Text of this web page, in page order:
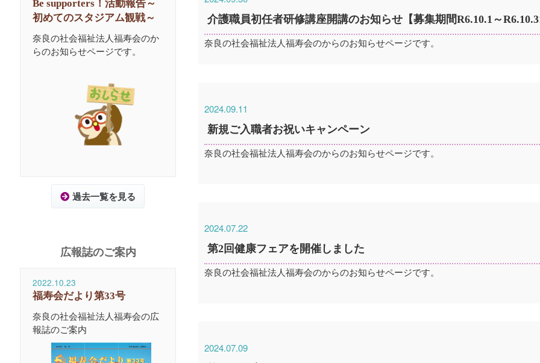
介護職員初任者研修講座開講のお知らせ【募集期間R6.10.1～
奈良の社会福祉法人福寿会のからのお知らせページです。
2024.09.11
新規ご入職者お祝いキャンペーン
奈良の社会福祉法人福寿会のからのお知らせページです。
2024.07.22
第2回健康フェアを開催しました
奈良の社会福祉法人福寿会のからのお知らせページです。
2024.07.09
Be supporters！活動報告～
初めてのスタジアム観戦～
奈良の社会福祉法人福寿会のか
らのお知らせページです。
過去一覧を見る
広報誌のご案内
2022.10.23
福寿会だより第33号
奈良の社会福祉法人福寿会の広
報誌のご案内